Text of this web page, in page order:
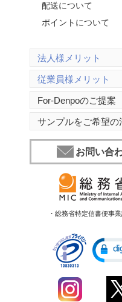
配送について
ポイントについて
法人様メリット
従業員様メリット
For-Denpoのご提案
サンプルをご希望の
お問い合
・総務省特定信書便事